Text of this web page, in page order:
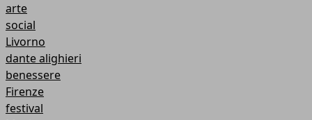
arte
social
Livorno
dante alighieri
benessere
Firenze
festival